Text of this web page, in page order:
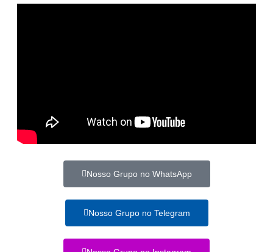
Nosso Grupo no WhatsApp
Nosso Grupo no Telegram